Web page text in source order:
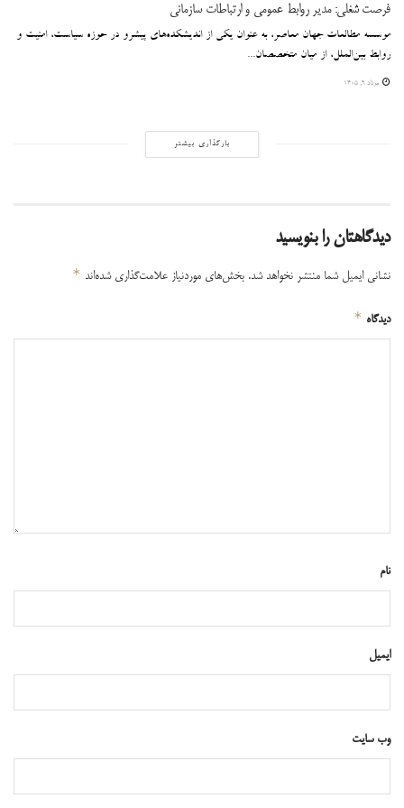
فرصت شغلی: مدیر روابط عمومی و ارتباطات سازمانی
موسسه مطالعات جهان معاصر، به عنوان یکی از اندیشکده‌های پیشرو در حوزه سیاست، امنیت و
روابط بین‌الملل، از میان متخصصان...
مرداد ۹, ۱۴۰۵
بارگذاری بیشتر
دیدگاهتان را بنویسید
نشانی ایمیل شما منتشر نخواهد شد. بخش‌های موردنیاز علامت‌گذاری شده‌اند *
دیدگاه *
نام
ایمیل
وب‌ سایت